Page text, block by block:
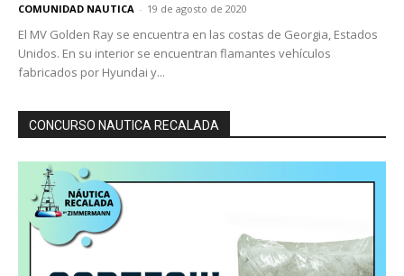
COMUNIDAD NAUTICA - 19 de agosto de 2020
El MV Golden Ray se encuentra en las costas de Georgia, Estados
Unidos. En su interior se encuentran flamantes vehículos
fabricados por Hyundai y...
CONCURSO NAUTICA RECALADA